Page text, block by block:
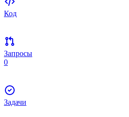
Код
Запросы
0
Задачи